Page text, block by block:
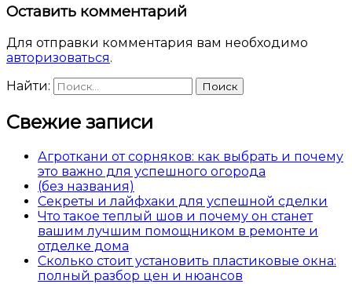
Оставить комментарий
Для отправки комментария вам необходимо
авторизоваться.
Найти:
Свежие записи
Агроткани от сорняков: как выбрать и почему
это важно для успешного огорода
(без названия)
Секреты и лайфхаки для успешной сделки
Что такое теплый шов и почему он станет
вашим лучшим помощником в ремонте и
отделке дома
Сколько стоит установить пластиковые окна:
полный разбор цен и нюансов